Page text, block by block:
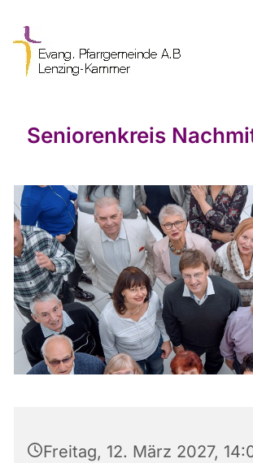
Seniorenkreis
Freitag, 12. März 2027,